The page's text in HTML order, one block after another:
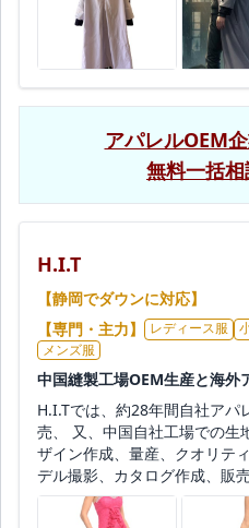
アパレルOEM
無料一括
H.I.T
【静岡でダウンに対応】
【専門・主力】
レディース服
メンズ服
中国縫製工場OEM生産と海外
H.I.Tでは、約28年間自社アパ
売、 又、中国自社工場での生
ザイン作成、量産、クオリテ
デル撮影、カタログ作成、販